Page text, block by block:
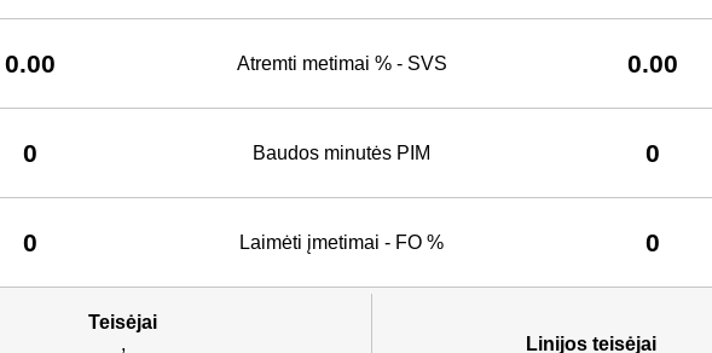
0.00 Atremti metimai % - SVS 0.00
0 Baudos minutės PIM 0
0 Laimėti įmetimai - FO % 0
Teisėjai
,
Linijos teisėjai